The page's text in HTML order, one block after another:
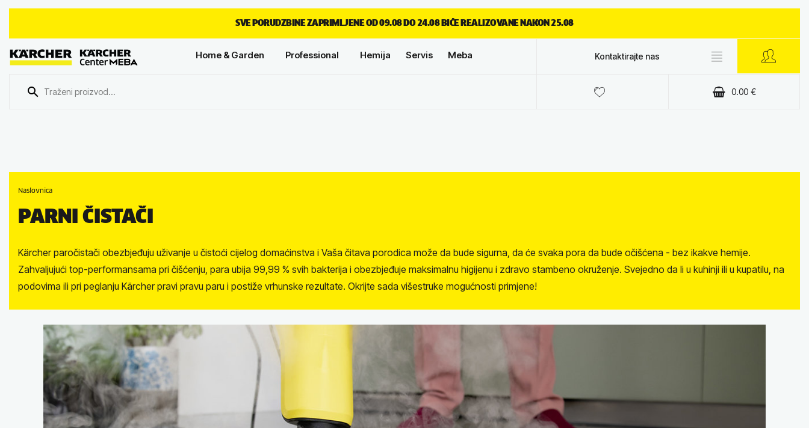
SVE PORUDZBINE ZAPRIMLJENE OD 09.08 DO 24.08 BIĆE REALIZOVANE NAKON 25.08
Home & Garden Professional Hemija Servis Meba Kontaktirajte nas
€
0.00
Naslovnica
PARNI ČISTAČI
Kärcher paročistači obezbjeđuju uživanje u čistoći cijelog domaćinstva i Vaša čitava porodica može da bude sigurna, da će svaka pora da bude očišćena - bez ikakve hemije.
Zahvaljujući top-performansama pri čišćenju, para ubija 99,99 % svih bakterija i obezbjeđuje maksimalnu higijenu i zdravo stambeno okruženje. Svejedno da li u kuhinji ili u kupatilu, na
podovima ili pri peglanju Kärcher pravi pravu paru i postiže vrhunske rezultate. Okrijte sada višestruke mogućnosti primjene!